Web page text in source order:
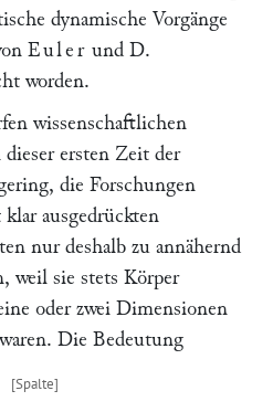
dynamische Vorgänge
Euler und D.
worden.
wissenschaftlichen
ersten Zeit der
die Forschungen
ausgedrückten
nur deshalb zu annähernd
weil sie stets Körper
oder zwei Dimensionen
Die Bedeutung